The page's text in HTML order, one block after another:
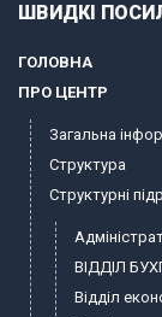
ШВИДКІ
ГОЛОВНА
ПРО ЦЕНТР
Загальна
Структура
Структурні
ВІДДІЛ
Відділ